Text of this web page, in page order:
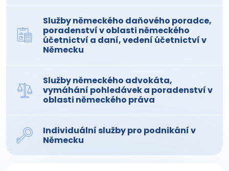
Služby německého daňového poradce,
poradenství v oblasti německého
účetnictví a daní, vedení účetnictví v
Německu
Služby německého advokáta,
vymáhání pohledávek a poradenství v
oblasti německého práva
Individuální služby pro podnikání v
Německu